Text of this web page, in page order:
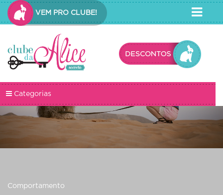
VEM PRO CLUBE!
Categorias
Comportamento